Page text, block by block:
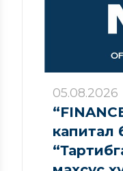
05.08.2026
капитал